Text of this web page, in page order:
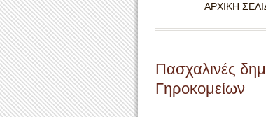
ΑΡΧΙΚΗ
Πασχαλινές
Γηροκομείων